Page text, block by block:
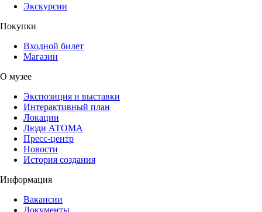
Экскурсии
Покупки
Входной билет
Магазин
О музее
Экспозиция и выставки
Интерактивный план
Локации
Люди АТОМА
Пресс-центр
Новости
История создания
Информация
Вакансии